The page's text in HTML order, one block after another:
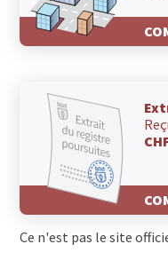
Ce n'est pas le site